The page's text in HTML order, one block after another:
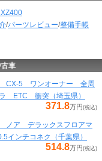
/パーツレビュー/整備手帳
車
CX-5 ワンオーナー 全周
ETC 衝突（埼玉県）
371.8万円 (税込)
ノア デラックスフロアマ
インチコネク（千葉県）
514.8万円 (税込)